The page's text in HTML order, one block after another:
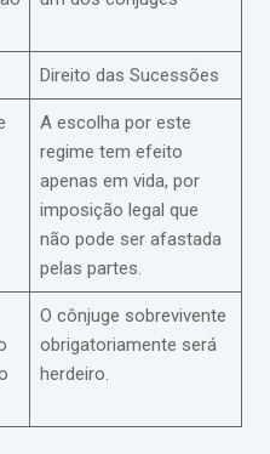
Direito das Sucessões
A escolha por este
regime tem efeito
apenas em vida, por
imposição legal que
não pode ser afastada
pelas partes.
O cônjuge sobrevivente
obrigatoriamente será
herdeiro.